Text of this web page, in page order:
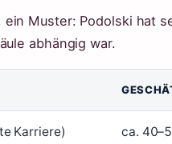
ein Muster: Podolski hat
abhängig war.
Karriere) ca.